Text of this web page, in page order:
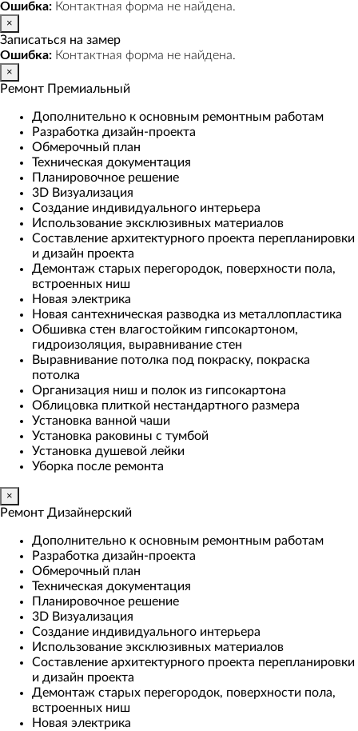
Ошибка: Контактная форма не найдена.
×
Записаться на замер
Ошибка: Контактная форма не найдена.
×
Ремонт Премиальный
Дополнительно к основным ремонтным работам
Разработка дизайн-проекта
Обмерочный план
Техническая документация
Планировочное решение
3D Визуализация
Создание индивидуального интерьера
Использование эксклюзивных материалов
Составление архитектурного проекта перепланировки
и дизайн проекта
Демонтаж старых перегородок, поверхности пола,
встроенных ниш
Новая электрика
Новая сантехническая разводка из металлопластика
Обшивка стен влагостойким гипсокартоном,
гидроизоляция, выравнивание стен
Выравнивание потолка под покраску, покраска
потолка
Организация ниш и полок из гипсокартона
Облицовка плиткой нестандартного размера
Установка ванной чаши
Установка раковины с тумбой
Установка душевой лейки
Уборка после ремонта
×
Ремонт Дизайнерский
Дополнительно к основным ремонтным работам
Разработка дизайн-проекта
Обмерочный план
Техническая документация
Планировочное решение
3D Визуализация
Создание индивидуального интерьера
Использование эксклюзивных материалов
Составление архитектурного проекта перепланировки
и дизайн проекта
Демонтаж старых перегородок, поверхности пола,
встроенных ниш
Новая электрика